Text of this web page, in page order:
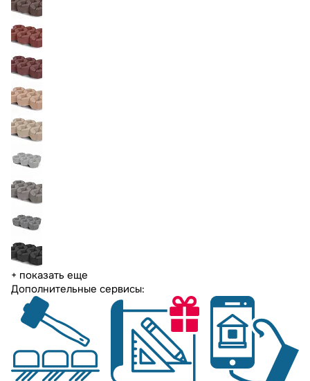
+ показать еще
Дополнительные сервисы: